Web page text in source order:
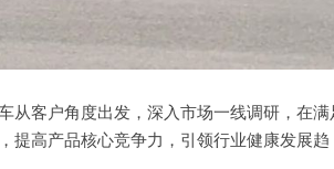
从客户角度出发，深入市场一线调研，在满
提高产品核心竞争力，引领行业健康发展趋